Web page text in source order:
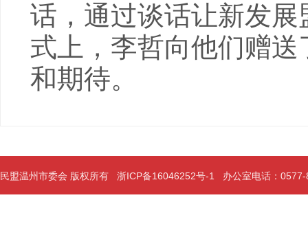
话，通过谈话让新发
式上，李哲向他们赠
和期待。
民盟温州市委会 版权所有 浙ICP备16046252号-1 办公室电话：